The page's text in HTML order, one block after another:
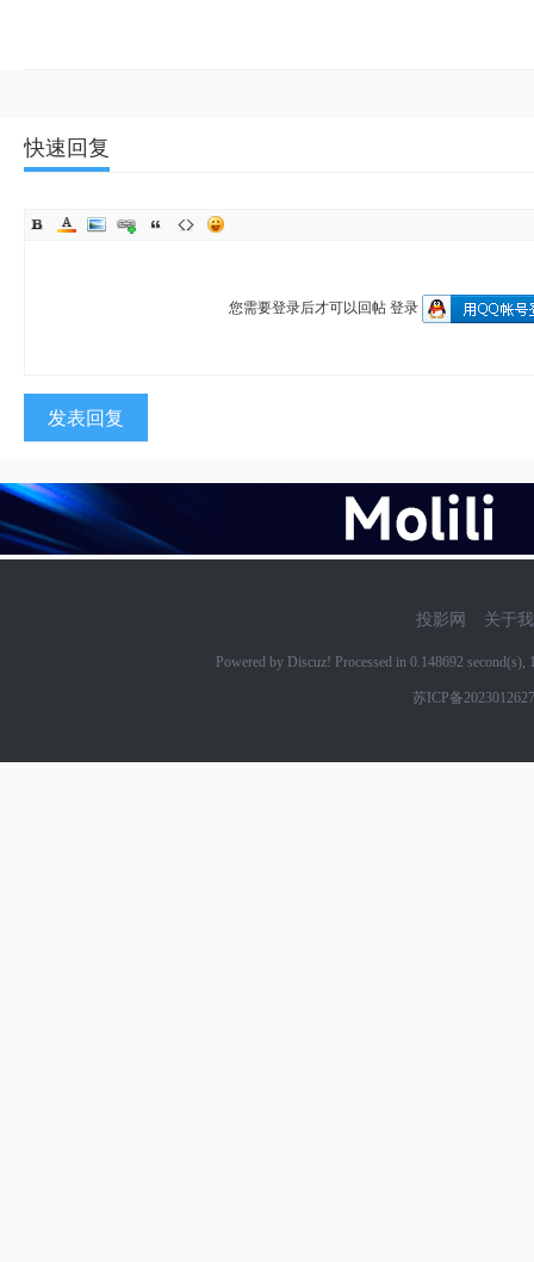
快速回复
您需要登录后才可以回帖 登录
发表回复
投影网 关于
Powered by Discuz! Processed in 0.148692
苏ICP备